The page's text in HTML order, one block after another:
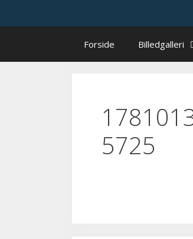
Forside Billedgalleri
5725